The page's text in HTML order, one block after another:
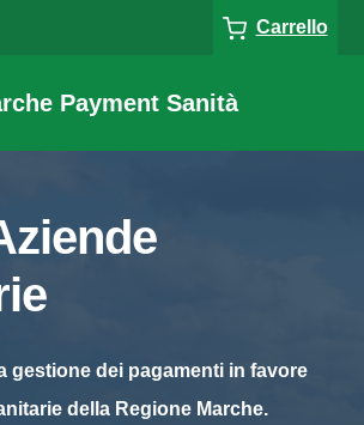
Carrello
Payment Sanità
gestione dei pagamenti in favore
della Regione Marche.